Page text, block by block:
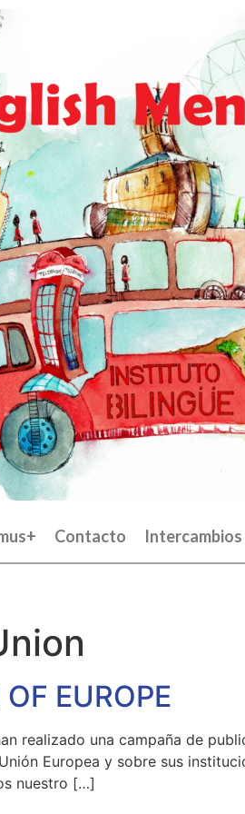
Contacto Intercambios
EUROPE
realizado una campaña de
Europea y sobre sus
nuestro […]